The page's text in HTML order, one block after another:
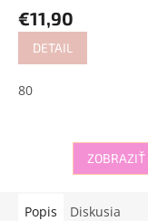
€11,90
DETAIL
80
ZOBRAZIŤ
Popis Diskusia